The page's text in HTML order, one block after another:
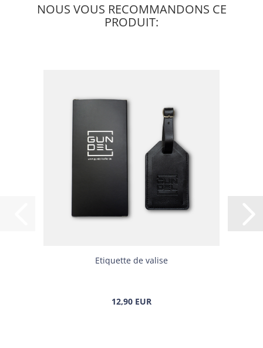
NOUS VOUS RECOMMANDONS CE
PRODUIT:
Eti­quette de va­lise
12,90 EUR